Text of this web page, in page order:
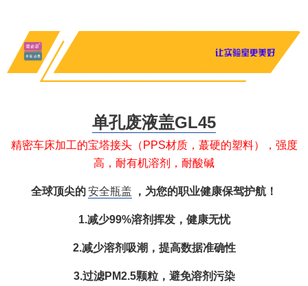
单孔废液盖GL45
精密车床加工的宝塔接头（PPS材质，蕞硬的塑料），强度
高，耐有机溶剂，耐酸碱
全球顶尖的安全瓶盖 ，为您的职业健康保驾护航！
1.减少99%溶剂挥发，健康无忧
2.减少溶剂吸潮，提高数据准确性
3.过滤PM2.5颗粒，避免溶剂污染